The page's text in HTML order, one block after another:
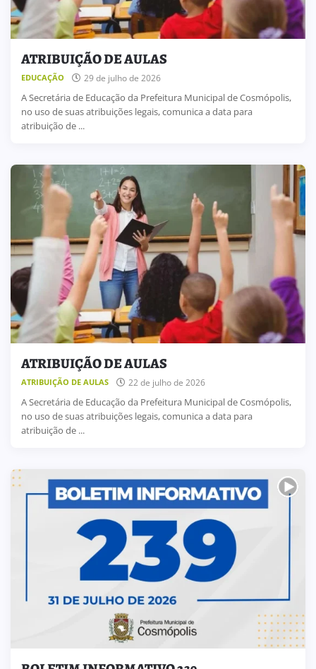
ATRIBUIÇÃO DE AULAS
EDUCAÇÃO 29 de julho de 2026
A Secretária de Educação da Prefeitura Municipal de Cosmópolis,
no uso de suas atribuições legais, comunica a data para
atribuição de ...
ATRIBUIÇÃO DE AULAS
ATRIBUIÇÃO DE AULAS 22 de julho de 2026
A Secretária de Educação da Prefeitura Municipal de Cosmópolis,
no uso de suas atribuições legais, comunica a data para
atribuição de ...